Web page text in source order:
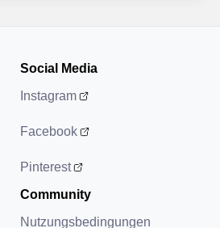
Social Media
Instagram
Facebook
Pinterest
Community
Nutzungsbedingungen